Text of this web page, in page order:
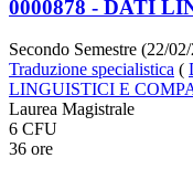
0000878 - DATI
Secondo Semestre (22/
Traduzione specialistica (
LINGUISTICI E
Laurea Magistrale
6 CFU
36 ore